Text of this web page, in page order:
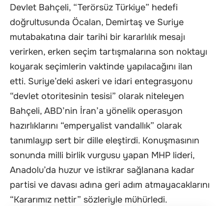
Devlet Bahçeli, “Terörsüz Türkiye” hedefi
doğrultusunda Öcalan, Demirtaş ve Suriye
mutabakatına dair tarihi bir kararlılık mesajı
verirken, erken seçim tartışmalarına son noktayı
koyarak seçimlerin vaktinde yapılacağını ilan
etti. Suriye’deki askeri ve idari entegrasyonu
“devlet otoritesinin tesisi” olarak niteleyen
Bahçeli, ABD’nin İran’a yönelik operasyon
hazırlıklarını “emperyalist vandallık” olarak
tanımlayıp sert bir dille eleştirdi. Konuşmasının
sonunda milli birlik vurgusu yapan MHP lideri,
Anadolu’da huzur ve istikrar sağlanana kadar
partisi ve davası adına geri adım atmayacaklarını
“Kararımız nettir” sözleriyle mühürledi.